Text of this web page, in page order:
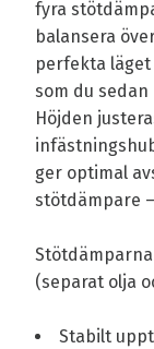
fyra
balansera
perfekta
som du
Höjden
ger optimal
stötdämpare
(separat olja
Stabilt